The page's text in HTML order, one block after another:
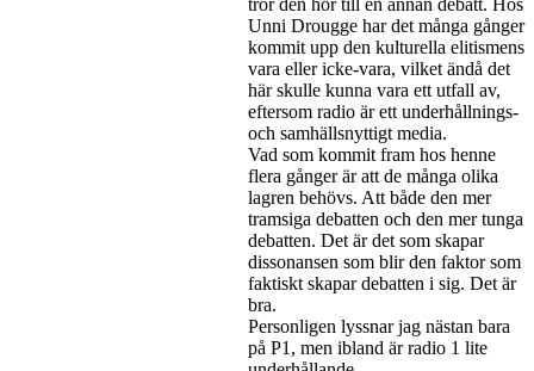
Unni Drougge har det många gånger
kommit upp den kulturella elitismens
vara eller icke-vara, vilket ändå det
här skulle kunna vara ett utfall av,
eftersom radio är ett underhållnings-
och samhällsnyttigt media.
Vad som kommit fram hos henne
flera gånger är att de många olika
lagren behövs. Att både den mer
tramsiga debatten och den mer tunga
debatten. Det är det som skapar
dissonansen som blir den faktor som
faktiskt skapar debatten i sig. Det är
bra.
Personligen lyssnar jag nästan bara
på P1, men ibland är radio 1 lite